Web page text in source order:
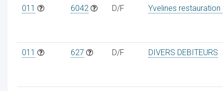
011 6042 D/F Yvelines restauration
011 627 D/F DIVERS DEBITEURS